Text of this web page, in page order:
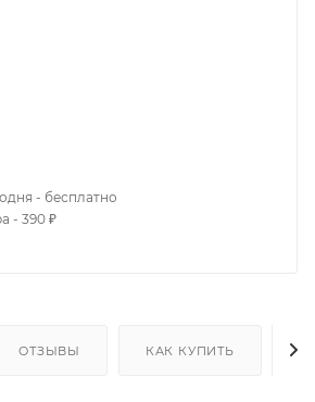
- бесплатно
- 390 ₽
ОТЗЫВЫ КАК КУПИТЬ